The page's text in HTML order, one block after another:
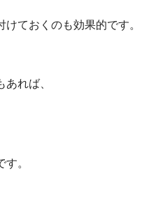
ておくのも効果的です。
れば、
。